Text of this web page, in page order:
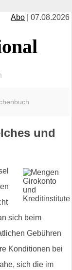
Abo | 07.08.2026
und
sich beim
Gebühren
Konditionen bei
sich die im